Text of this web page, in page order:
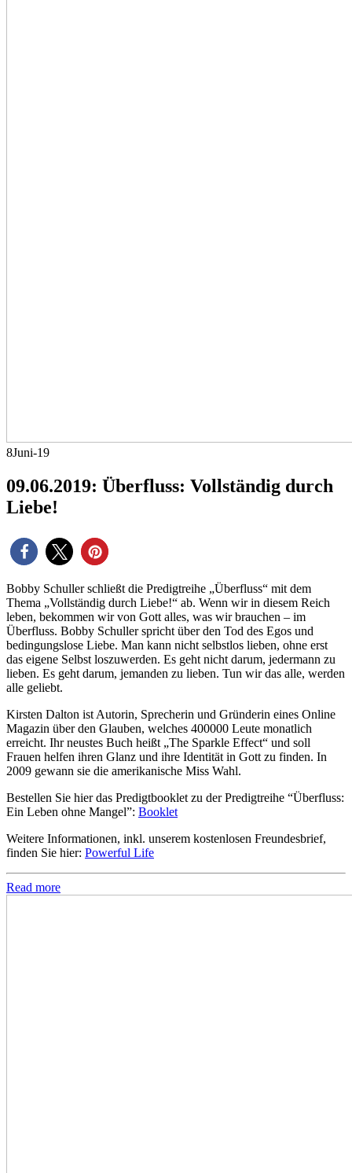
8Juni-19
09.06.2019: Überfluss: Vollständig durch
Liebe!
Bobby Schuller schließt die Predigtreihe „Überfluss“ mit dem
Thema „Vollständig durch Liebe!“ ab. Wenn wir in diesem Reich
leben, bekommen wir von Gott alles, was wir brauchen – im
Überfluss. Bobby Schuller spricht über den Tod des Egos und
bedingungslose Liebe. Man kann nicht selbstlos lieben, ohne erst
das eigene Selbst loszuwerden. Es geht nicht darum, jedermann zu
lieben. Es geht darum, jemanden zu lieben. Tun wir das alle, werden
alle geliebt.
Kirsten Dalton ist Autorin, Sprecherin und Gründerin eines Online
Magazin über den Glauben, welches 400000 Leute monatlich
erreicht. Ihr neustes Buch heißt „The Sparkle Effect“ und soll
Frauen helfen ihren Glanz und ihre Identität in Gott zu finden. In
2009 gewann sie die amerikanische Miss Wahl.
Bestellen Sie hier das Predigtbooklet zu der Predigtreihe “Überfluss:
Ein Leben ohne Mangel”: Booklet
Weitere Informationen, inkl. unserem kostenlosen Freundesbrief,
finden Sie hier: Powerful Life
Read more